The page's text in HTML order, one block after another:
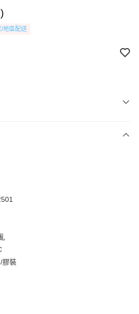
/地區配送
品之後才付款」的支付方式。 讓您購物簡單
需綁卡、不需儲值。
訊認證，即可結帳。
後，再付款。
程】
先享後付」後，將跳轉至「AFTEE先享後付」
認金額後，即可完成結帳。
到繳費通知簡訊。
進行付款，方視為交易完成。
以上)免運費
裝